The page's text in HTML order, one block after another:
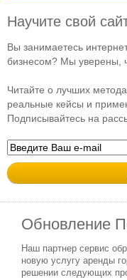
Научите свой
Вы занимаетесь
бизнесом? Мы уверены,
Читайте о лучших
реальные кейсы и
Подписывайтесь на
Обновление
Наш партнер сервис
новую услугу аренды
решении следующих